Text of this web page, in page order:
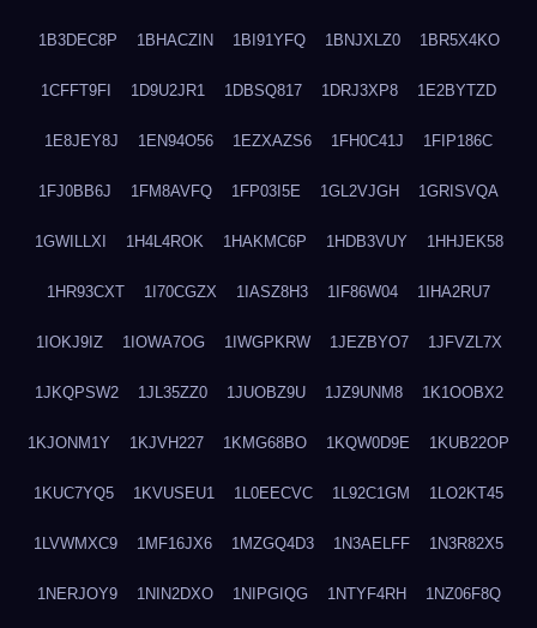
1B3DEC8P 1BHACZIN 1BI91YFQ 1BNJXLZ0 1BR5X4KO
1CFFT9FI 1D9U2JR1 1DBSQ817 1DRJ3XP8 1E2BYTZD
1E8JEY8J 1EN94O56 1EZXAZS6 1FH0C41J 1FIP186C
1FJ0BB6J 1FM8AVFQ 1FP03I5E 1GL2VJGH 1GRISVQA
1GWILLXI 1H4L4ROK 1HAKMC6P 1HDB3VUY 1HHJEK58
1HR93CXT 1I70CGZX 1IASZ8H3 1IF86W04 1IHA2RU7
1IOKJ9IZ 1IOWA7OG 1IWGPKRW 1JEZBYO7 1JFVZL7X
1JKQPSW2 1JL35ZZ0 1JUOBZ9U 1JZ9UNM8 1K1OOBX2
1KJONM1Y 1KJVH227 1KMG68BO 1KQW0D9E 1KUB22OP
1KUC7YQ5 1KVUSEU1 1L0EECVC 1L92C1GM 1LO2KT45
1LVWMXC9 1MF16JX6 1MZGQ4D3 1N3AELFF 1N3R82X5
1NERJOY9 1NIN2DXO 1NIPGIQG 1NTYF4RH 1NZ06F8Q